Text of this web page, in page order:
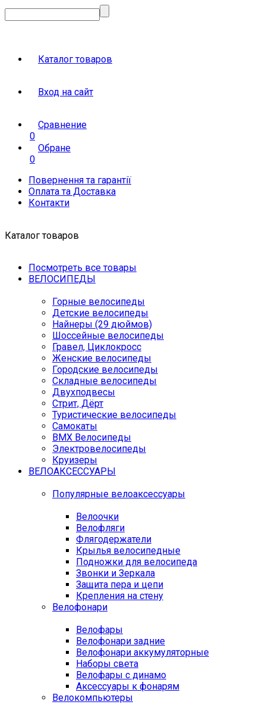
Каталог товаров
Вход на сайт
Сравнение
0
Обране
0
Повернення та гарантії
Оплата та Доставка
Контакти
Каталог товаров
Посмотреть все товары
ВЕЛОСИПЕДЫ
Горные велосипеды
Детские велосипеды
Найнеры (29 дюймов)
Шоссейные велосипеды
Гравел, Циклокросс
Женские велосипеды
Городcкие велосипеды
Складные велосипеды
Двухподвесы
Стрит, Дёрт
Туристические велосипеды
Самокаты
BMX Велосипеды
Электровелосипеды
Круизеры
ВЕЛОАКСЕССУАРЫ
Популярные велоаксессуары
Велоочки
Велофляги
Флягодержатели
Крылья велосипедные
Подножки для велосипеда
Звонки и Зеркала
Защита пера и цепи
Крепления на стену
Велофонари
Велофары
Велофонари задние
Велофонари аккумуляторные
Наборы света
Велофары с динамо
Аксессуары к фонарям
Велокомпьютеры